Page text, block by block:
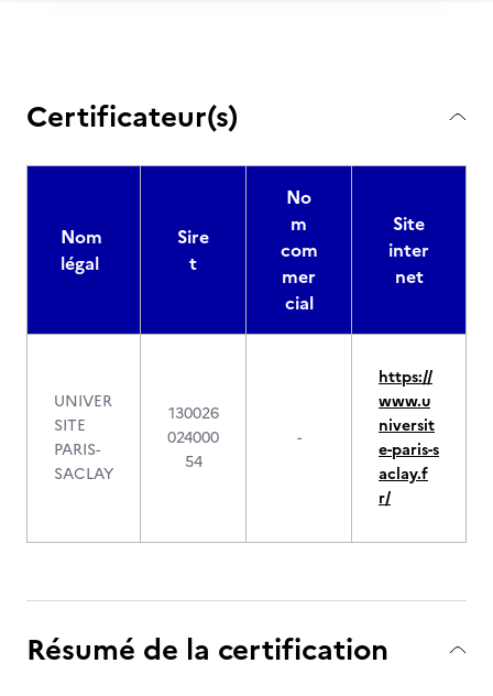
Certificateur(s)
Nom
légal
Sire
t
No
m
com
mer
cial
Site
inter
net
UNIVER
SITE
PARIS-
SACLAY
130026
024000
54
-
https://
www.u
niversit
e-paris-s
aclay.f
r/
Résumé de la certification